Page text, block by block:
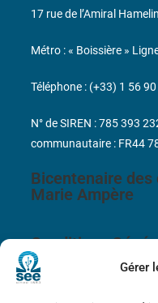
Gérer
Bicentenaire des
Marie Ampère
Conditions
17 rue de l’Amiral Hamelin
Métro : « Boissière »
Téléphone : (+33) 1 56
N° de SIREN : 785 393
communautaire : FR44